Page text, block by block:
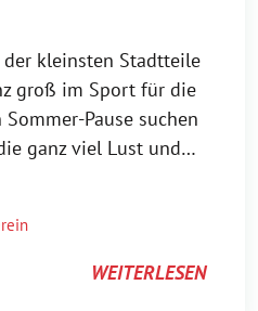
kleinsten Stadtteile
groß im Sport für die
Pause suchen
ganz viel Lust und…
WEITERLESEN